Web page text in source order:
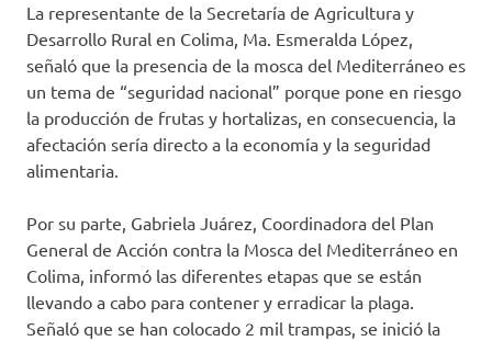
La representante de la Secretaría de Agricultura y
Desarrollo Rural en Colima, Ma. Esmeralda López,
señaló que la presencia de la mosca del Mediterráneo es
un tema de “seguridad nacional” porque pone en riesgo
la producción de frutas y hortalizas, en consecuencia, la
afectación sería directo a la economía y la seguridad
alimentaria.
Por su parte, Gabriela Juárez, Coordinadora del Plan
General de Acción contra la Mosca del Mediterráneo en
Colima, informó las diferentes etapas que se están
llevando a cabo para contener y erradicar la plaga.
Señaló que se han colocado 2 mil trampas, se inició la